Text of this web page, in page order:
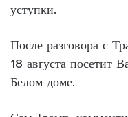
уступки.
После разговора с
18 августа посетит
Белом доме.